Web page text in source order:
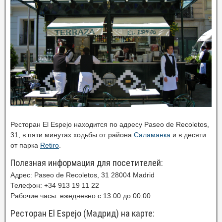
Ресторан El Espejo находится по адресу Paseo de Recoletos,
31, в пяти минутах ходьбы от района Саламанка и в десяти
от парка Retiro.
Полезная информация для посетителей:
Адрес: Paseo de Recoletos, 31 28004 Madrid
Телефон: +34 913 19 11 22
Рабочие часы: ежедневно с 13:00 до 00:00
Ресторан El Espejo (Мадрид) на карте: